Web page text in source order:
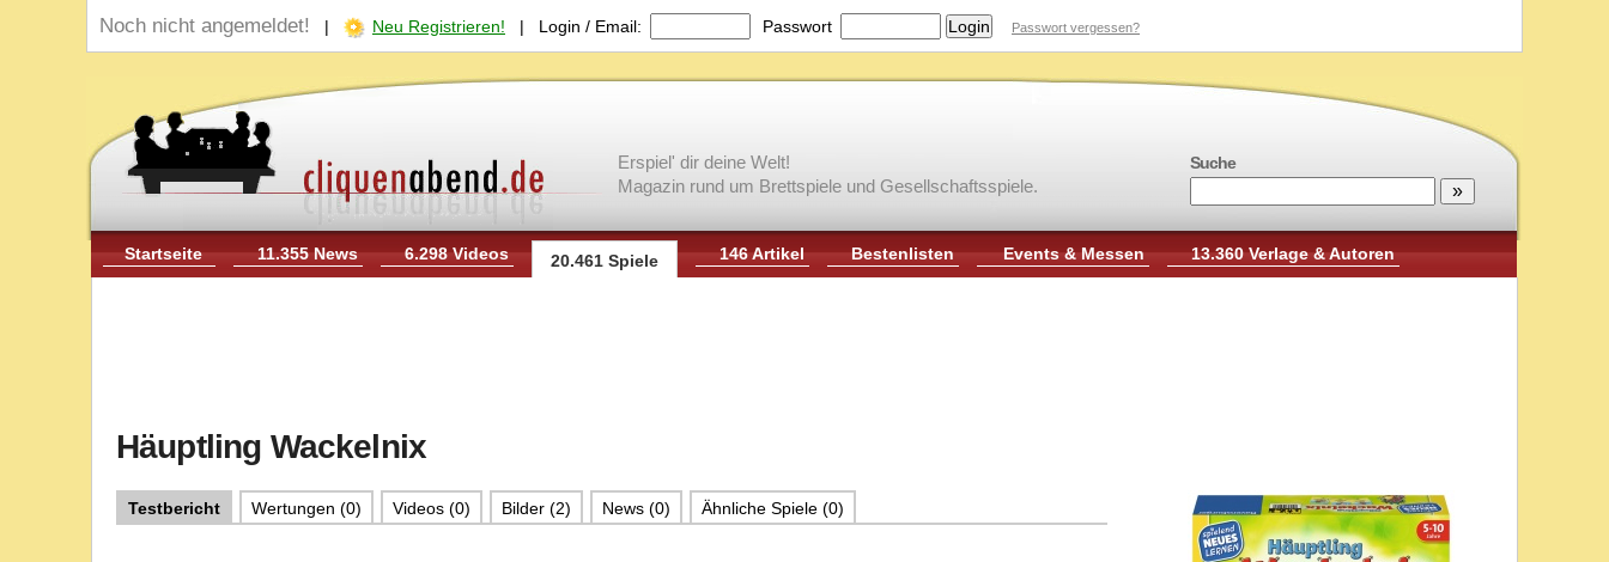
Noch nicht angemeldet! | Neu Registrieren! | Login / Email: Passwort Passwort vergessen?
Suche
Erspiel' dir deine Welt!
Magazin rund um Brettspiele und Gesellschaftsspiele.
Startseite 11.355 News 6.298 Videos 20.461 Spiele 146 Artikel Bestenlisten Events & Messen 13.360 Verlage & Autoren
Häuptling Wackelnix
Testbericht Wertungen (0) Videos (0) Bilder (2) News (0) Ähnliche Spiele (0)